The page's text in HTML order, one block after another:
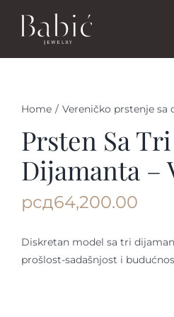
Prstenje
Nakit
Home / Vereničko prstenje sa
Prsten Sa Tri
Dijamanta –
рсд64,200.00
Diskretan model sa tri
prošlost-sadašnjost i